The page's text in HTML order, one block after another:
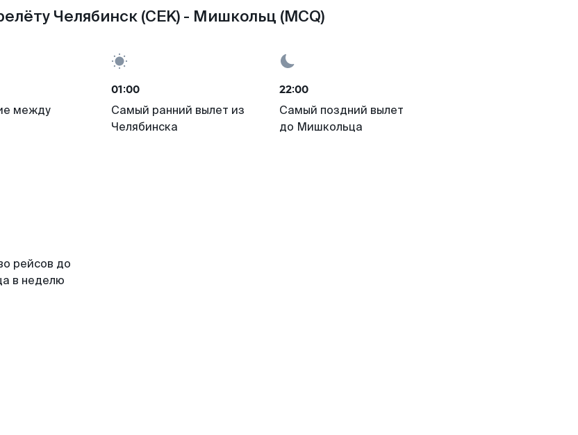
Челябинск (CEK) - Мишкольц (MCQ)
между
01:00
Самый ранний вылет из
Челябинска
22:00
Самый поздний вылет
до Мишкольца
рейсов до
в неделю